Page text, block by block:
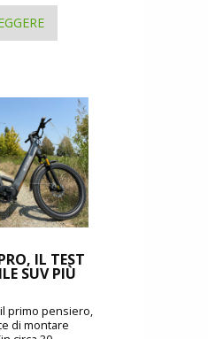
IL TEST
SUV PIÙ
primo pensiero,
di montare